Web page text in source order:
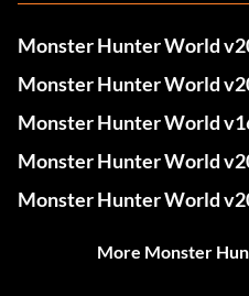
Monster Hunter World
Monster Hunter World
Monster Hunter World
Monster Hunter World
Monster Hunter World
More Monster